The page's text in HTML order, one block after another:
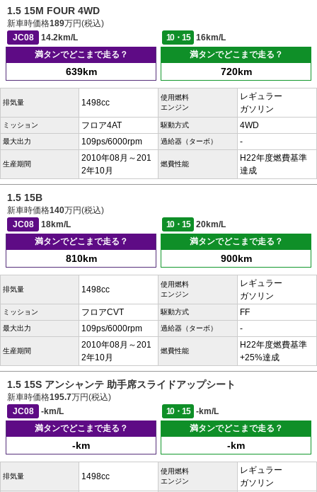
1.5 15M FOUR 4WD
新車時価格189万円(税込)
JC08
14.2km/L 10・15
16km/L
満タンでどこまで走る？
639km
満タンでどこまで走る？
720km
排気量 1498cc
使用燃料
エンジン
レギュラー
ガソリン
ミッション フロア4AT 駆動方式 4WD
最大出力 109ps/6000rpm 過給器（ターボ） -
生産期間
2010年08月～201
2年10月
燃費性能
H22年度燃費基準
達成
1.5 15B
新車時価格140万円(税込)
JC08
18km/L 10・15
20km/L
満タンでどこまで走る？
810km
満タンでどこまで走る？
900km
排気量 1498cc
使用燃料
エンジン
レギュラー
ガソリン
ミッション フロアCVT 駆動方式 FF
最大出力 109ps/6000rpm 過給器（ターボ） -
生産期間
2010年08月～201
2年10月
燃費性能
H22年度燃費基準
+25%達成
1.5 15S アンシャンテ 助手席スライドアップシート
新車時価格195.7万円(税込)
JC08
-km/L 10・15
-km/L
満タンでどこまで走る？
-km
満タンでどこまで走る？
-km
排気量 1498cc
使用燃料
エンジン
レギュラー
ガソリン